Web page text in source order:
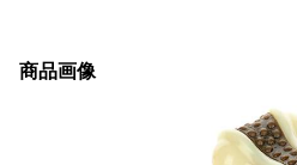
商品画像